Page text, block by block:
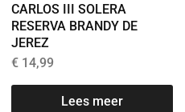
CARLOS III SOLERA
RESERVA BRANDY DE
JEREZ
€14,99
Lees meer